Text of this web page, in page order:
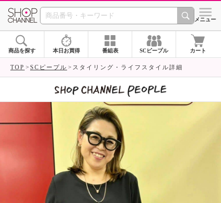
SHOP CHANNEL シメニュー
商品を探す 本日お買得 番組表 SCピープル カート
TOP SCピープル スタイリング・ライフスタイル詳細